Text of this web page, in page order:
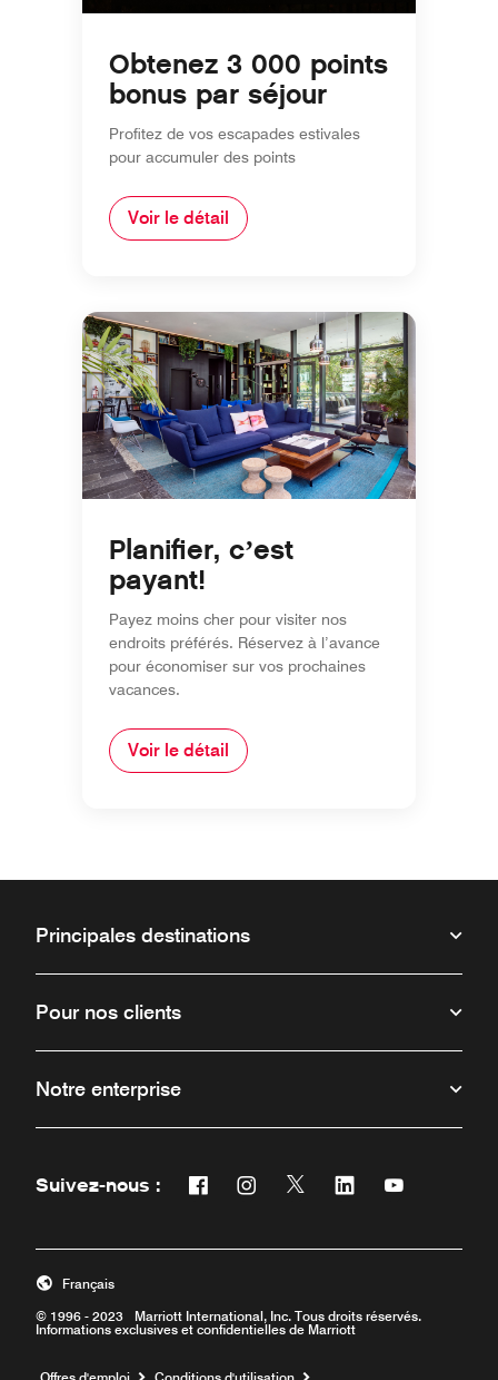
Obtenez 3 000 points
bonus par séjour
Profitez de vos escapades estivales
pour accumuler des points
Voir le détail
Planifier, c’est
payant!
Payez moins cher pour visiter nos
endroits préférés. Réservez à l’avance
pour économiser sur vos prochaines
vacances.
Voir le détail
Principales destinations
Pour nos clients
Notre enterprise
Suivez-nous : Facebook
Ouvre une nouvelle fenêtre
Instagram
Ouvre une nouvelle fenêtre
Twitter
Ouvre une nouvelle
Linkedin
Ouvre uneOuvre une
© 1996 - 2023 Marriott International, Inc. Tous droits réservés.
Informations exclusives et confidentielles de Marriott
Français
Ouvre une nouvelle fenêtre